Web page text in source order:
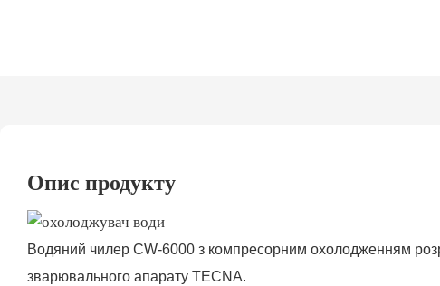
Опис продукту
Водяний чилер CW-6000 з компресорним охолодженням
зварювального апарату TECNA.